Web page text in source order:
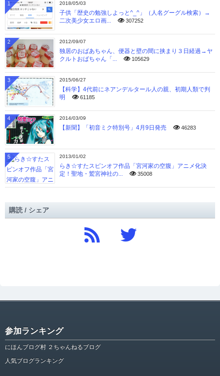
2018/05/03
子供「歴史の勉強しよっと^_^」（人名グーグル検索）→
二次美少女エロ画...
307252
1
2012/09/07
独居のおばあちゃん、便器と壁の間に挟まり３日経過→ヤ
クルトおばちゃん「...
105629
2
2015/06/27
【科学】4代前にネアンデルタール人の親、初期人類で判
明
61185
3
2014/03/09
【新聞】「初音ミク特別号」4月9日発売 46283
4
2013/01/02
らき☆すたスピンオフ作品「宮河家の空腹」アニメ化決
定！聖地・鷲宮神社の...
35008
5
購読 / シェア
参加ランキング
にほんブログ村 ２ちゃんねるブログ
人気ブログランキング